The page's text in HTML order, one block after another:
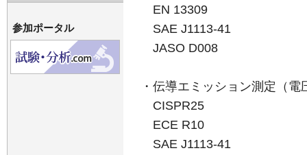
EN 13309
SAE J1113-41
JASO D008
・伝導エミッション測定（電
CISPR25
ECE R10
SAE J1113-41
参加ポータル